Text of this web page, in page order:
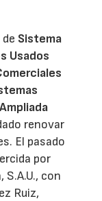
Sistema
Usados
renovar
El pasado
por
con
Ruiz,